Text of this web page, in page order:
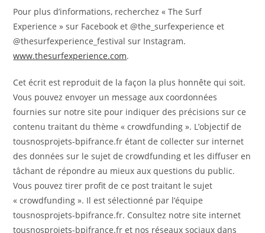
Pour plus d’informations, recherchez « The Surf
Experience » sur Facebook et @the_surfexperience et
@thesurfexperience_festival sur Instagram.
www.thesurfexperience.com.
Cet écrit est reproduit de la façon la plus honnête qui soit.
Vous pouvez envoyer un message aux coordonnées
fournies sur notre site pour indiquer des précisions sur ce
contenu traitant du thème « crowdfunding ». L’objectif de
tousnosprojets-bpifrance.fr étant de collecter sur internet
des données sur le sujet de crowdfunding et les diffuser en
tâchant de répondre au mieux aux questions du public.
Vous pouvez tirer profit de ce post traitant le sujet
« crowdfunding ». Il est sélectionné par l’équipe
tousnosprojets-bpifrance.fr. Consultez notre site internet
tousnosprojets-bpifrance.fr et nos réseaux sociaux dans